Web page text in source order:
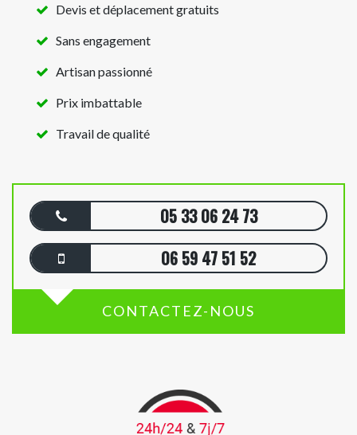
Devis et déplacement gratuits
Sans engagement
Artisan passionné
Prix imbattable
Travail de qualité
05 33 06 24 73
06 59 47 51 52
CONTACTEZ-NOUS